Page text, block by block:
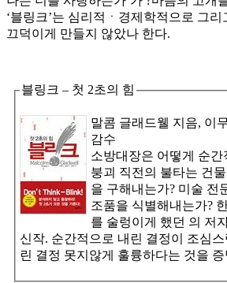
‘블링크’는 심리적ㆍ경제학적으로 그
끄덕이게 만들지 않았나 한다.
블링크 – 첫 2초의 힘
말콤 글래드웰 지음, 이
감수
소방대장은 어떻게 순간
붕괴 직전의 불타는 건
을 구해내는가? 미술 전
조품을 식별해내는가?
를 술렁이게 했던 의 저
신작. 순간적으로 내린 결정이 조심
린 결정 못지않게 훌륭하다는 것을